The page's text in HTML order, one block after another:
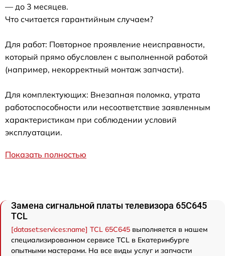
— до 3 месяцев.
Что считается гарантийным случаем?
Для работ: Повторное проявление неисправности,
который прямо обусловлен с выполненной работой
(например, некорректный монтаж запчасти).
Для комплектующих: Внезапная поломка, утрата
работоспособности или несоответствие заявленным
характеристикам при соблюдении условий
эксплуатации.
Показать полностью
Замена сигнальной платы телевизора 65C645
TCL
[dataset:services:name] TCL 65C645 выполняется в нашем
специализированном сервисе TCL в Екатеринбурге
опытными мастерами. На все виды услуг и запчасти